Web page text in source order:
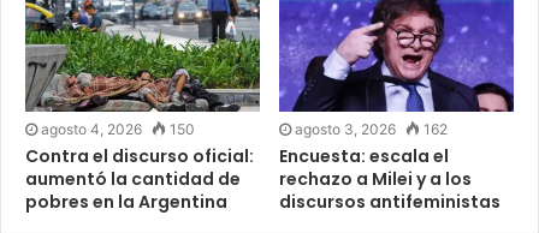
agosto 4, 2026 150
Contra el discurso oficial:
aumentó la cantidad de
pobres en la Argentina
agosto 3, 2026 162
Encuesta: escala el
rechazo a Milei y a los
discursos antifeministas